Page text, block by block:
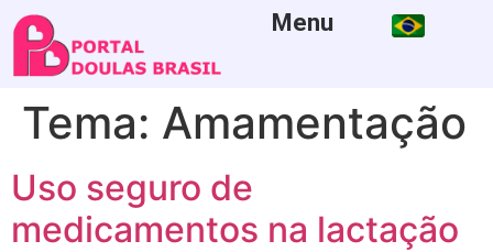
Menu
Tema: Amamentação
Uso seguro de
medicamentos na lactação